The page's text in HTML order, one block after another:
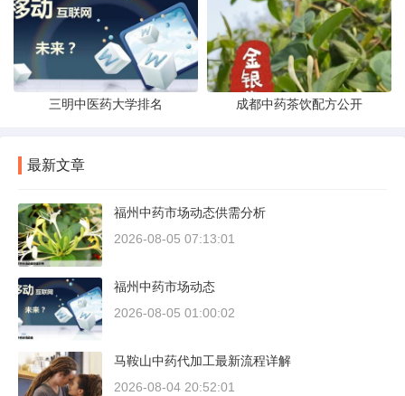
三明中医药大学排名 成都中药茶饮配方公开
最新文章
福州中药市场动态供需分析
2026-08-05 07:13:01
福州中药市场动态
2026-08-05 01:00:02
马鞍山中药代加工最新流程详解
2026-08-04 20:52:01